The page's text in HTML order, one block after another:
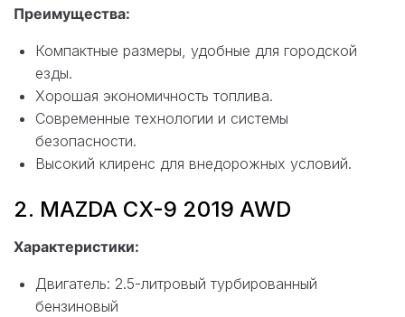
Преимущества:
Компактные размеры, удобные для городской
езды.
Хорошая экономичность топлива.
Современные технологии и системы
безопасности.
Высокий клиренс для внедорожных условий.
2. MAZDA CX-9 2019 AWD
Характеристики:
Двигатель: 2.5-литровый турбированный
бензиновый